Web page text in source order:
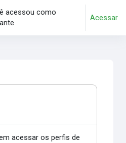
acessou como
Acessar
acessar os perfis de